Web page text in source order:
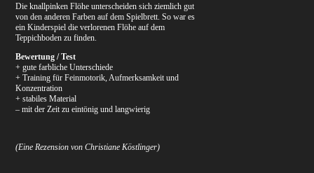
Die knallpinken Flöhe unterscheiden sich ziemlich gut
von den anderen Farben auf dem Spielbrett. So war es
ein Kinderspiel die verlorenen Flöhe auf dem
Teppichboden zu finden.
Bewertung / Test
+ gute farbliche Unterschiede
+ Training für Feinmotorik, Aufmerksamkeit und
Konzentration
+ stabiles Material
– mit der Zeit zu eintönig und langwierig
(Eine Rezension von Christiane Köstlinger)